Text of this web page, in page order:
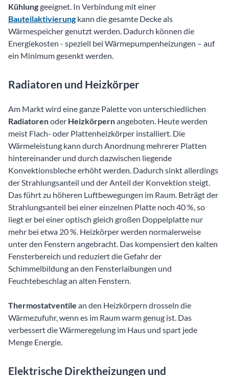
Kühlunggeeignet. In Verbindung mit einer
Bauteilaktivierung kann die gesamte Decke als
Wärmespeicher genutzt werden. Dadurch können die
Energiekosten - speziell bei Wärmepumpenheizungen – auf
ein Minimum gesenkt werden.
Radiatoren und Heizkörper
Am Markt wird eine ganze Palette von unterschiedlichen
Radiatorenoder Heizkörpern angeboten. Heute werden
meist Flach- oder Plattenheizkörper installiert. Die
Wärmeleistung kann durch Anordnung mehrerer Platten
hintereinander und durch dazwischen liegende
Konvektionsbleche erhöht werden. Dadurch sinkt allerdings
der Strahlungsanteil und der Anteil der Konvektion steigt.
Das führt zu höheren Luftbewegungen im Raum. Beträgt der
Strahlungsanteil bei einer einzelnen Platte noch 40 %, so
liegt er bei einer optisch gleich großen Doppelplatte nur
mehr bei etwa 20 %. Heizkörper werden normalerweise
unter den Fenstern angebracht. Das kompensiert den kalten
Fensterbereich und reduziert die Gefahr der
Schimmelbildung an den Fensterlaibungen und
Feuchtebeschlag an alten Fenstern.
Thermostatventile an den Heizkörpern drosseln die
Wärmezufuhr, wenn es im Raum warm genug ist. Das
verbessert die Wärmeregelung im Haus und spart jede
Menge Energie.
Elektrische Direktheizungen und